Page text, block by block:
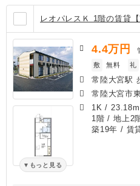
レオパレスＫ 1階の賃貸
もっと見る
4.4万円
敷
無料 礼
常陸大宮駅
常陸大宮市
1K /
1階 / 地上2
築19年 / 賃